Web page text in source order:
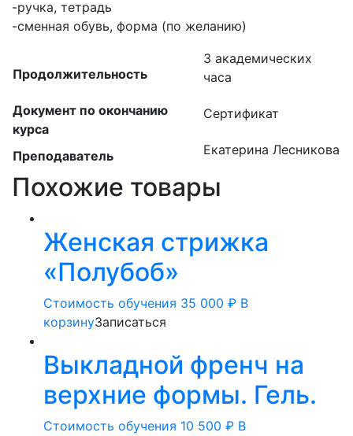
-ручка, тетрадь
-сменная обувь, форма (по желанию)
Продолжительность
3 академических
часа
Документ по окончанию
курса
Сертификат
Преподаватель Екатерина Лесникова
Похожие товары
Женская стрижка
«Полубоб»
Стоимость обучения 35 000 ₽ В
корзинуЗаписаться
Выкладной френч на
верхние формы. Гель.
Стоимость обучения 10 500 ₽ В